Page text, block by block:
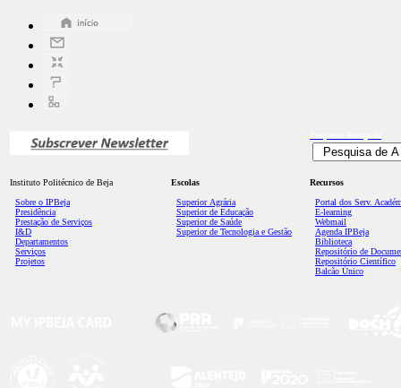
Instituto Politécnico de Beja
Sobre o IPBeja
Presidência
Prestação de Serviços
I&D
Departamentos
Serviços
Projetos
Escolas
Superior Agrária
Superior de Educação
Superior de Saúde
Superior de Tecnologia e Gestão
Recursos
Portal dos Serv.
E-learning
Webmail
Agenda IPBeja
Biblioteca
Repositório de
Repositório Científico
Balcão Único